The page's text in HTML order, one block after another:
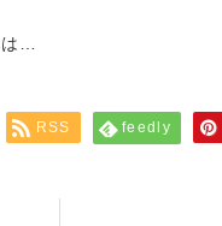
…
RSS feedly